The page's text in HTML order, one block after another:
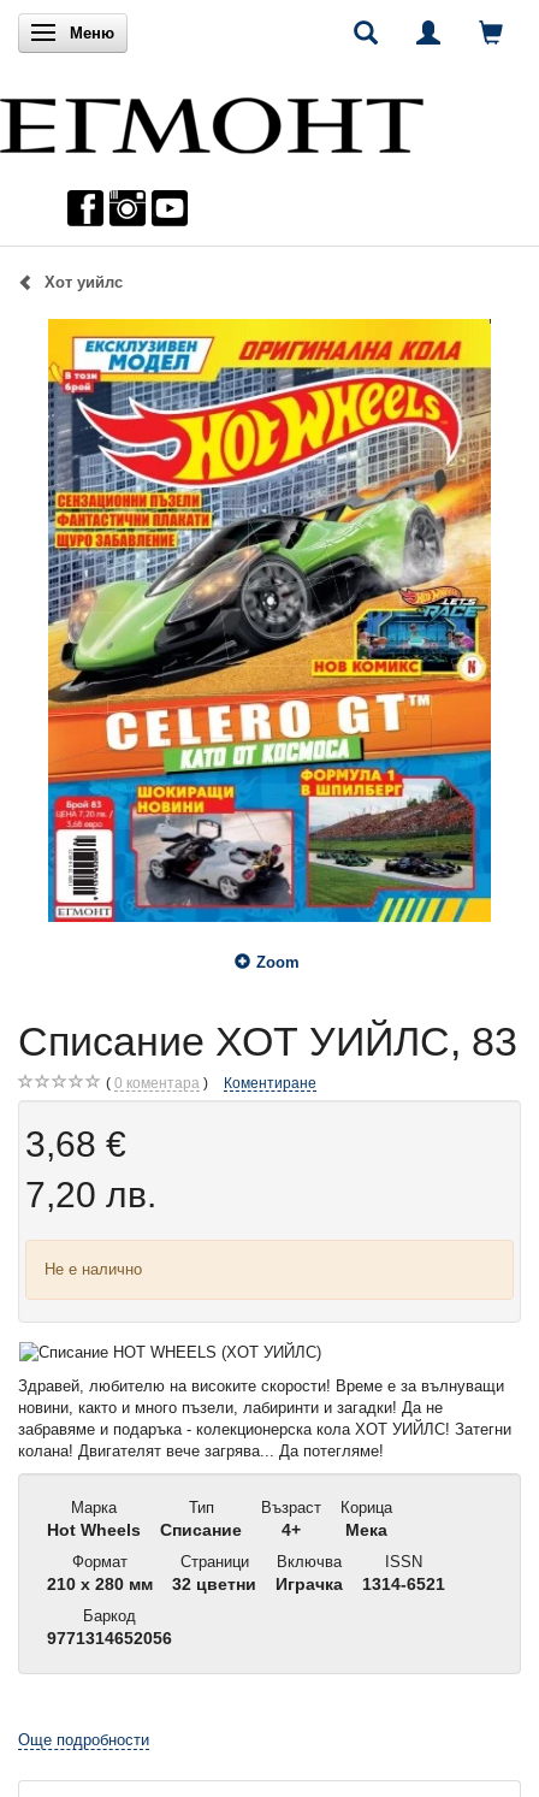
Включи навигацията
Меню
Хот уийлс
Zoom
Списание ХОТ УИЙЛС, 83
0 коментара Коментиране
3,68 €
7,20 лв.
Не е налично
Здравей, любителю на високите скорости! Време e за вълнуващи
новини, както и много пъзели, лабиринти и загадки! Да не
забравяме и подаръка - колекционерска кола ХОТ УИЙЛС! Затегни
колана! Двигателят вече загрява... Да потегляме!
Марка
Hot Wheels
Тип
Списание
Възраст
4+
Корица
Мека
Формат
210 x 280 мм
Страници
32 цветни
Включва
Играчка
ISSN
1314-6521
Баркод
9771314652056
Още подробности